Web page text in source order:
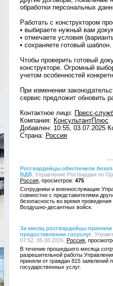
обработки персональных
Работать с конструктором
• выбираете нужный вам
• отмечаете условия
• сохраняете готовый шаблон.
Чтобы проверить готовый
конструкторе. Огромный
учетом особенностей
При изменении
сервис предложит обновить
Контактное лицо: Пресс-
Компания: КонсультантПлюс
Добавлен: 10:55, 03.07.2025
Страна: Россия
Росгвардейцы обеспечили
ВДВ , Управление Росгвардии по
Россия
475
Сотрудники и военнослужащие
совместно с представителями
безопасность во время
Воздушно-десантных войск.
За месяц росгвардейцы приняли
предоставлении госуслуг ,
07:52, 05.08.2026, Россия
В течение прошедшего месяца
разрешительной работы
приняли от граждан 815 заявлений
государственных услуг.